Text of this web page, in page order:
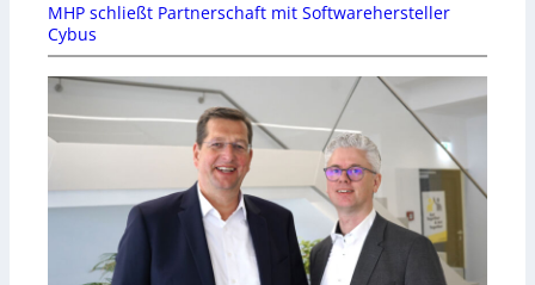
MHP schließt Partnerschaft mit Softwarehersteller
Cybus